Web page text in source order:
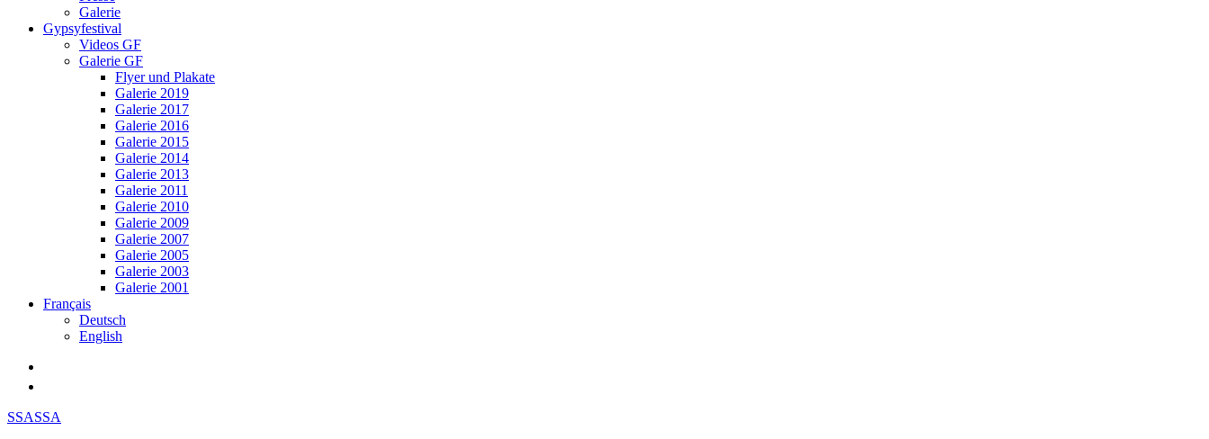
Galerie
Gypsyfestival
Videos GF
Galerie GF
Flyer und Plakate
Galerie 2019
Galerie 2017
Galerie 2016
Galerie 2015
Galerie 2014
Galerie 2013
Galerie 2011
Galerie 2010
Galerie 2009
Galerie 2007
Galerie 2005
Galerie 2003
Galerie 2001
Français
Deutsch
English
SSASSA